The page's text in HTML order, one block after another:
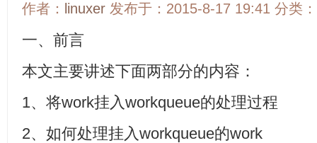
作者： linuxer 发布于：2015-8-17 19:41 分类：
一、前言
本文主要讲述下面两部分的内容：
1、将work挂入workqueue的处理过程
2、如何处理挂入workqueue的work